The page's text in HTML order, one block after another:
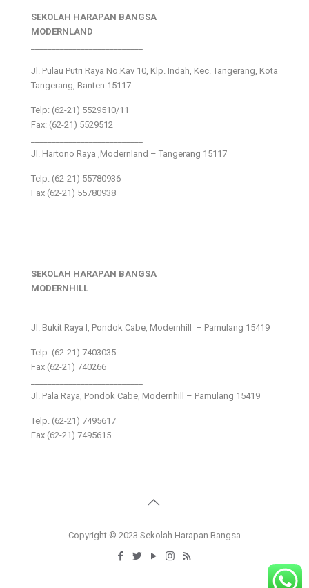
SEKOLAH HARAPAN BANGSA
MODERNLAND
Jl. Pulau Putri Raya No.Kav 10, Klp. Indah, Kec. Tangerang, Kota
Tangerang, Banten 15117
Telp: (62-21) 5529510/11
Fax: (62-21) 5529512
Jl. Hartono Raya ,Modernland – Tangerang 15117
Telp. (62-21) 55780936
Fax (62-21) 55780938
SEKOLAH HARAPAN BANGSA
MODERNHILL
Jl. Bukit Raya I, Pondok Cabe, Modernhill – Pamulang 15419
Telp. (62-21) 7403035
Fax (62-21) 740266
Jl. Pala Raya, Pondok Cabe, Modernhill – Pamulang 15419
Telp. (62-21) 7495617
Fax (62-21) 7495615
Copyright © 2023 Sekolah Harapan Bangsa